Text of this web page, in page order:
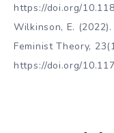
https://doi.org/
Wilkinson, E.
Feminist Theory,
https://doi.org/